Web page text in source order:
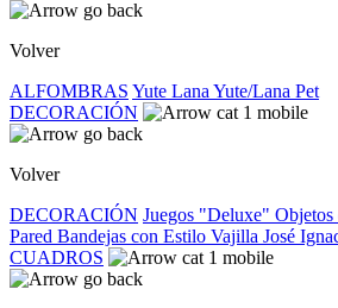
Volver
ALFOMBRAS Yute Lana Yute/Lana Pet
DECORACIÓN
Volver
DECORACIÓN Juegos "Deluxe" Objetos
Pared Bandejas con Estilo Vajilla José
CUADROS